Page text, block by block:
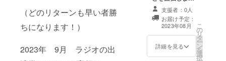
（どのリターンも早い者勝
ちになります！）
2023年 9月 ラジオの出
す！（1ヶ月・放
送回数/12回）毎
放送のはじめに
スポンサーさん
として紹介させ
ていただきま
支援者：0人
お届け予定：
2023年08月
詳細を見る
こ
の
リ
タ
ー
ン
を
選
択